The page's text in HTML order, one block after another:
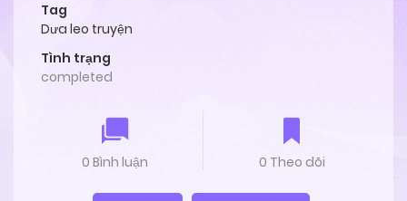
Tag
Dưa leo truyện
Tình trạng
completed
0 Bình luận 0 Theo dõi